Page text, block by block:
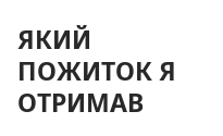
ЯКИЙ
ПОЖИТОК Я
ОТРИМАВ